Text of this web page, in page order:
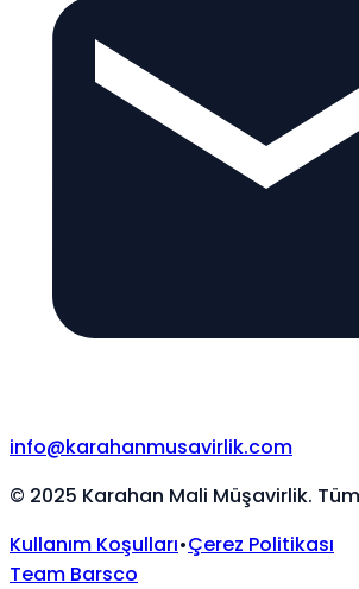
info@karahanmusavirlik.com
© 2025 Karahan Mali Müşavirlik. Tüm
Kullanım Koşulları•Çerez Politikası
Team Barsco